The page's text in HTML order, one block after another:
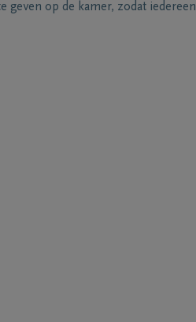
geven op de kamer, zodat iedereen